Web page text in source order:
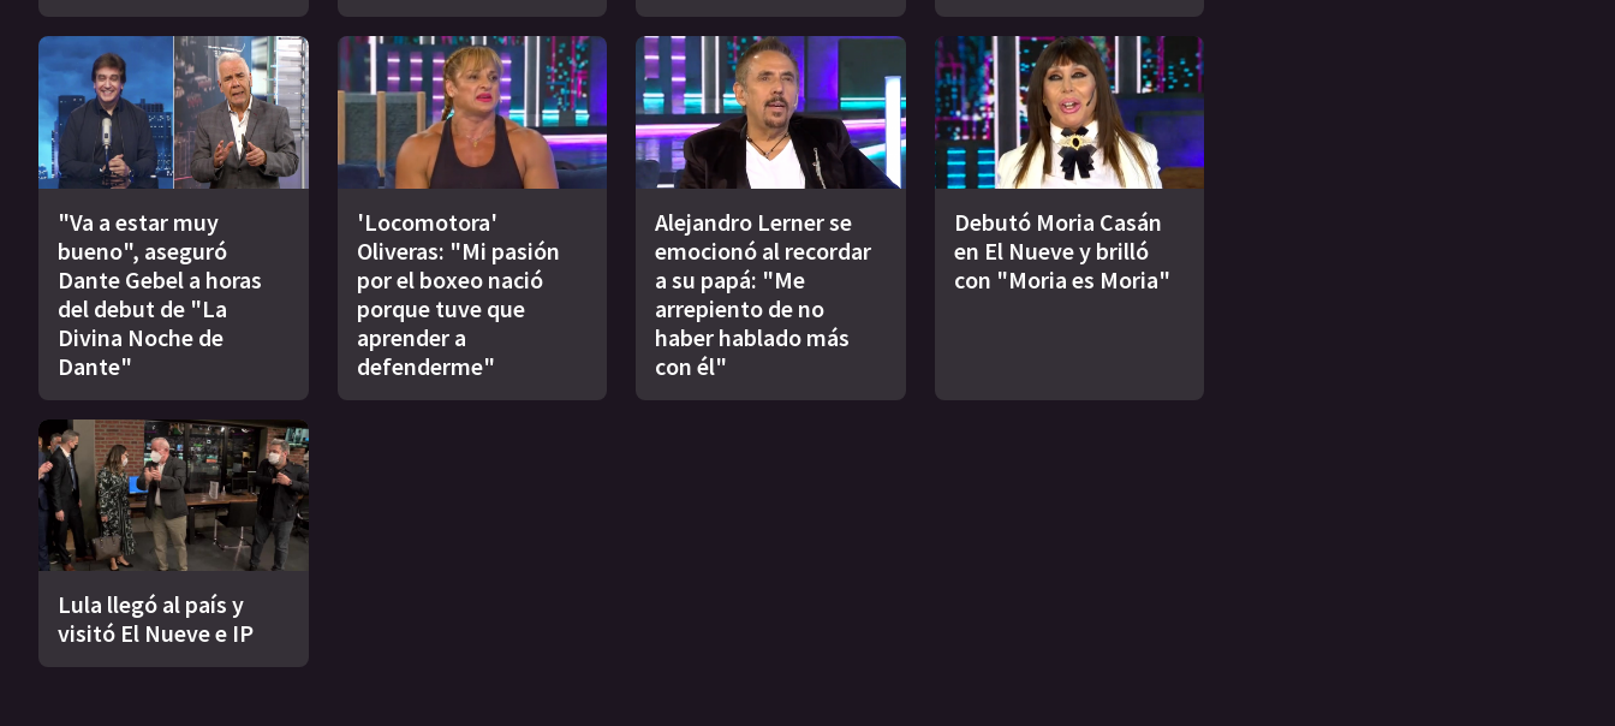
"Va a estar muy
bueno", aseguró
Dante Gebel a horas
del debut de "La
Divina Noche de
Dante"
'Locomotora'
Oliveras: "Mi pasión
por el boxeo nació
porque tuve que
aprender a
defenderme"
Alejandro Lerner se
emocionó al recordar
a su papá: "Me
arrepiento de no
haber hablado más
con él"
Debutó Moria Casán
en El Nueve y brilló
con "Moria es Moria"
Lula llegó al país y
visitó El Nueve e IP